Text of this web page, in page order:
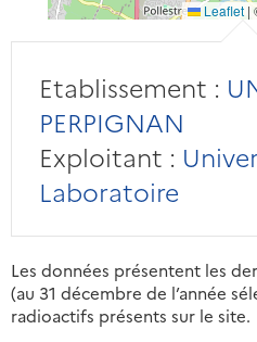
Leaflet |
Etablissement :
PERPIGNAN
Exploitant :
Laboratoire
Les données présentent les
(au 31 décembre de l’année
radioactifs présents sur le site.